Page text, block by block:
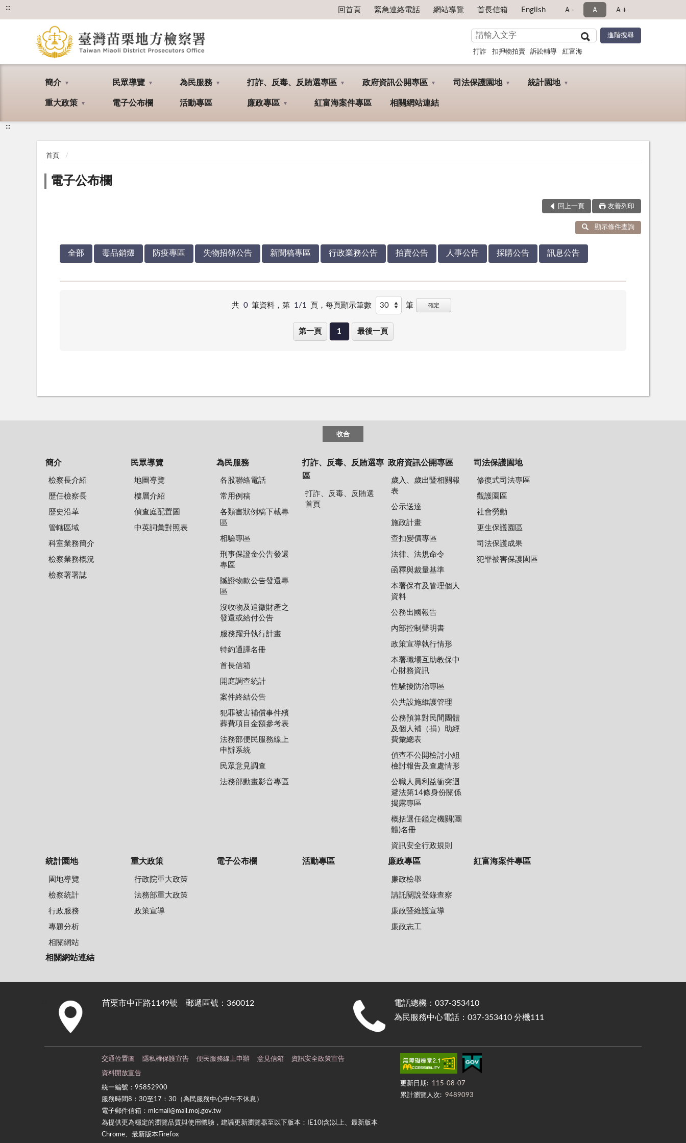
::: 回首頁 緊急連絡電話 網站導覽 首長信箱 English Ａ- Ａ Ａ+
打詐 扣押物拍賣 訴訟輔導 紅富海
簡介 民眾導覽 為民服務 打詐、反毒、反賄選專區 政府資訊公開專區 司法保護園地 統計園地
重大政策 電子公布欄 活動專區 廉政專區 紅富海案件專區 相關網站連結
:::
首頁
電子公布欄
回上一頁 友善列印
顯示條件查詢
全部 毒品銷燬 防疫專區 失物招領公告 新聞稿專區 行政業務公告 拍賣公告 人事公告 採購公告 訊息公告
共 0 筆資料，第 1/1 頁，每頁顯示筆數 筆 確定
第一頁 1 最後一頁
收合
簡介
檢察長介紹
歷任檢察長
歷史沿革
管轄區域
科室業務簡介
檢察業務概況
檢察署署誌
民眾導覽
地圖導覽
樓層介紹
偵查庭配置圖
中英詞彙對照表
為民服務
各股聯絡電話
常用例稿
各類書狀例稿下載專
區
相驗專區
刑事保證金公告發還
專區
贓證物款公告發還專
區
沒收物及追徵財產之
發還或給付公告
服務躍升執行計畫
特約通譯名冊
首長信箱
開庭調查統計
案件終結公告
犯罪被害補償事件殯
葬費項目金額參考表
法務部便民服務線上
申辦系統
民眾意見調查
法務部動畫影音專區
打詐、反毒、反賄選專
區
打詐、反毒、反賄選
首頁
政府資訊公開專區
歲入、歲出暨相關報
表
公示送達
施政計畫
查扣變價專區
法律、法規命令
函釋與裁量基準
本署保有及管理個人
資料
公務出國報告
內部控制聲明書
政策宣導執行情形
本署職場互助教保中
心財務資訊
性騷擾防治專區
公共設施維護管理
公務預算對民間團體
及個人補（捐）助經
費彙總表
偵查不公開檢討小組
檢討報告及查處情形
公職人員利益衝突迴
避法第14條身份關係
揭露專區
概括選任鑑定機關(團
體)名冊
資訊安全行政規則
司法保護園地
修復式司法專區
觀護園區
社會勞動
更生保護園區
司法保護成果
犯罪被害保護園區
統計園地
園地導覽
檢察統計
行政服務
專題分析
相關網站
重大政策
行政院重大政策
法務部重大政策
政策宣導
電子公布欄 活動專區 廉政專區
廉政檢舉
請託關說登錄查察
廉政暨維護宣導
廉政志工
紅富海案件專區
相關網站連結
苗栗市中正路1149號 郵遞區號：360012
電話總機：037-353410
為民服務中心電話：037-353410 分機111
交通位置圖 隱私權保護宣告 便民服務線上申辦 意見信箱 資訊安全政策宣告
資料開放宣告
統一編號：95852900
服務時間8：30至17：30（為民服務中心中午不休息）
電子郵件信箱：mlcmail@mail.moj.gov.tw
為提供更為穩定的瀏覽品質與使用體驗，建議更新瀏覽器至以下版本：IE10(含)以上、最新版本
Chrome、最新版本Firefox
更新日期:
115-08-07
累計瀏覽人次: 9489093